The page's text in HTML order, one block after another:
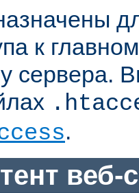
к
сервера.
.
веб-